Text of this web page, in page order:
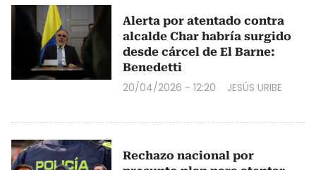
Alerta por atentado contra
alcalde Char habría surgido
desde cárcel de El Barne:
Benedetti
20/04/2026 - 12:20 JESÚS URIBE
Rechazo nacional por